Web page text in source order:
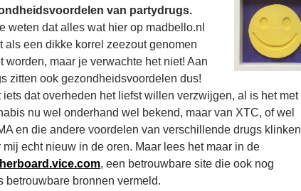
van partydrugs.
weten dat alles wat hier op madbello.nl
als een dikke korrel zeezout genomen
worden, maar je verwachte het niet! Aan
zitten ook gezondheidsvoordelen dus!
iets dat overheden het liefst willen verzwijgen, al is het met
nu wel onderhand wel bekend, maar van XTC, of wel
en die andere voordelen van verschillende drugs klinken
mij echt nieuw in de oren. Maar lees het maar in de
, een betrouwbare site die ook nog
betrouwbare bronnen vermeld.